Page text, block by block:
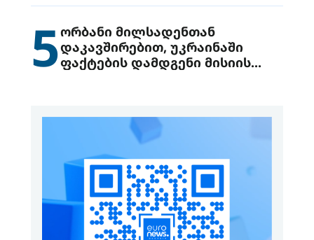
5ორბანი მილსადენთან
დაკავშირებით, უკრაინაში
ფაქტების დამდგენი მისიის